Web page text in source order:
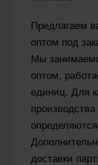
Предлагаем
оптом под
Мы
оптом,
единиц. Для
доставки